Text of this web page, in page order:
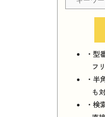
・型
フ
・半
も
・検